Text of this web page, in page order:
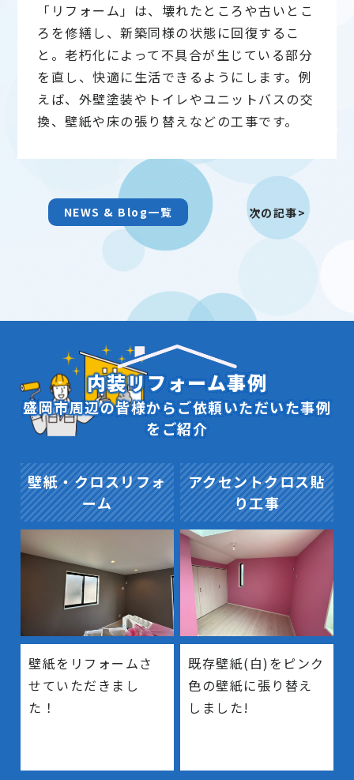
「リフォーム」は、壊れたところや古いとこ
ろを修繕し、新築同様の状態に回復するこ
と。老朽化によって不具合が生じている部分
を直し、快適に生活できるようにします。例
えば、外壁塗装やトイレやユニットバスの交
換、壁紙や床の張り替えなどの工事です。
NEWS & Blog一覧 次の記事>
内装リフォーム事例
盛岡市周辺の皆様からご依頼いただいた事例
をご紹介
壁紙・クロスリフォ
ーム
壁紙をリフォームさ
せていただきまし
た！
アクセントクロス貼
り工事
既存壁紙(白)をピンク
色の壁紙に張り替え
しました!